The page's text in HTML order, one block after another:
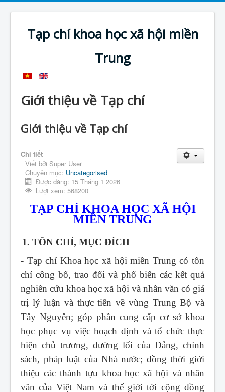
Tạp chí khoa học xã hội miền
Trung
Giới thiệu về Tạp chí
Giới thiệu về Tạp chí
Chi tiết
Viết bởi Super User
Chuyên mục: Uncategorised
Được đăng: 15 Tháng 1 2026
Lượt xem: 568200
TẠP CHÍ KHOA HỌC XÃ HỘI
MIỀN TRUNG
1. TÔN CHỈ, MỤC ĐÍCH
- Tạp chí Khoa học xã hội miền Trung có tôn
chỉ công bố, trao đổi và phổ biến các kết quả
nghiên cứu khoa học xã hội và nhân văn có giá
trị lý luận và thực tiễn về vùng Trung Bộ và
Tây Nguyên; góp phần cung cấp cơ sở khoa
học phục vụ việc hoạch định và tổ chức thực
hiện chủ trương, đường lối của Đảng, chính
sách, pháp luật của Nhà nước; đồng thời giới
thiệu các thành tựu khoa học xã hội và nhân
văn của Việt Nam và thế giới tới cộng đồng